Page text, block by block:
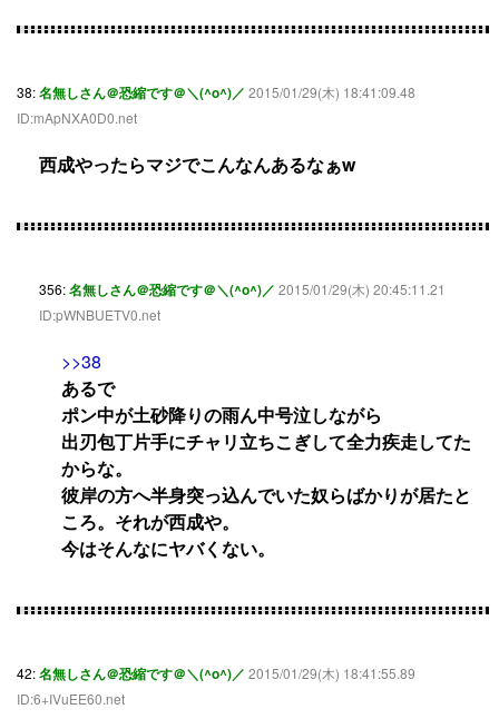
38:名無しさん＠恐縮です＠＼(^o^)／ 2015/01/29(木) 18:41:09.48
ID:mApNXA0D0.net
西成やったらマジでこんなんあるなぁw
356:名無しさん＠恐縮です＠＼(^o^)／ 2015/01/29(木) 20:45:11.21
ID:pWNBUETV0.net
>>38
あるで
ポン中が土砂降りの雨ん中号泣しながら
出刃包丁片手にチャリ立ちこぎして全力疾走してた
からな。
彼岸の方へ半身突っ込んでいた奴らばかりが居たと
ころ。それが西成や。
今はそんなにヤバくない。
42:名無しさん＠恐縮です＠＼(^o^)／ 2015/01/29(木) 18:41:55.89
ID:6+IVuEE60.net